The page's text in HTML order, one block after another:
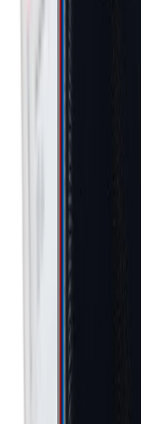
(Macro) Çekim (4
GM2 Sensör Seri
0.8μm (1.6μm)
Diyafram Açıklığı
Optik Görüntü
Dördüncü Arka
Ön Kamera
Flaş Gesture Shot
Video Kayıt
Video FPS Değeri
İkinci Arka
Ekstra Geniş Açı
Üçüncü Arka
Ön Kamera
Dördüncü Arka
(Bokeh)
Üçüncü Arka
Çekim
Dördüncü Arka
Ön Kamera
LED
İkinci Arka
Video Kayıt